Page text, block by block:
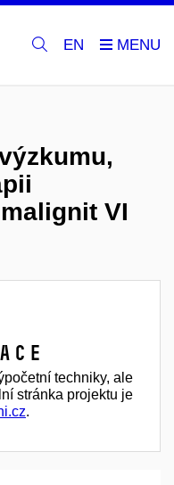
EN
VI
techniky, ale
stránka projektu je
.